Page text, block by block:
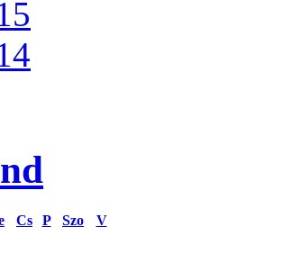
Cs P Szo
V